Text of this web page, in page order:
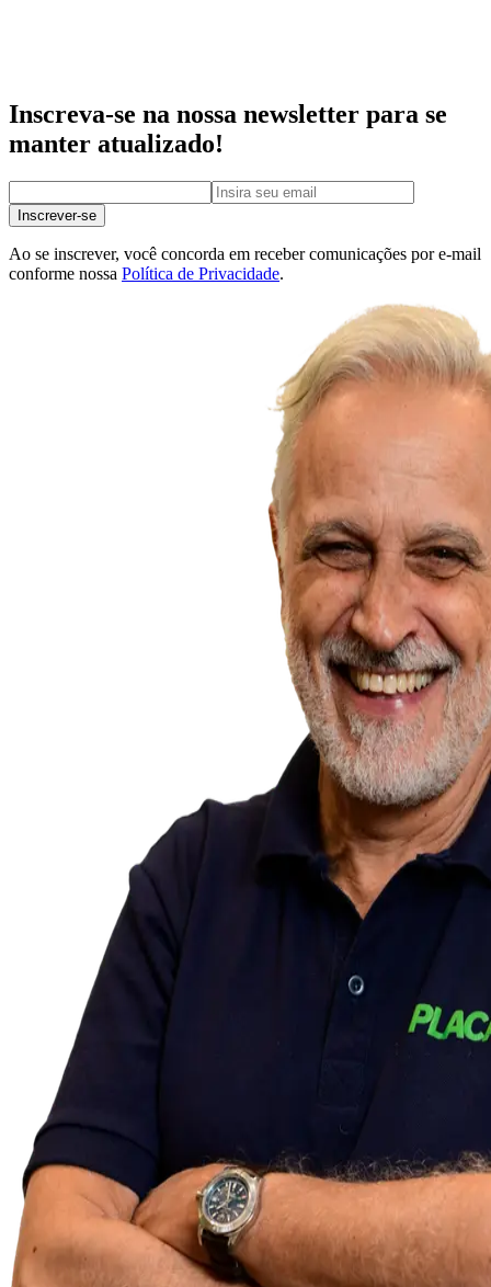
Inscreva-se na nossa newsletter para se
manter atualizado!
Inscrever-se
Ao se inscrever, você concorda em receber comunicações por e-mail
conforme nossa Política de Privacidade.